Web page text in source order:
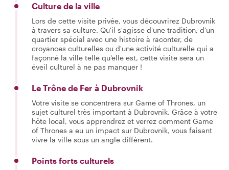
Culture de la ville
Lors de cette visite privée, vous découvrirez Dubrovnik
à travers sa culture. Qu'il s'agisse d'une tradition, d'un
quartier spécial avec une histoire à raconter, de
croyances culturelles ou d'une activité culturelle qui a
façonné la ville telle qu'elle est, cette visite sera un
éveil culturel à ne pas manquer !
Le Trône de Fer à Dubrovnik
Votre visite se concentrera sur Game of Thrones, un
sujet culturel très important à Dubrovnik. Grâce à votre
hôte local, vous apprendrez et verrez comment Game
of Thrones a eu un impact sur Dubrovnik, vous faisant
vivre la ville sous un angle différent.
Points forts culturels